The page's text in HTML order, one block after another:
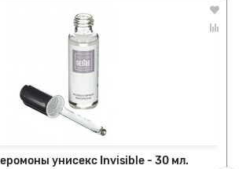
унисекс Invisible - 30 мл.